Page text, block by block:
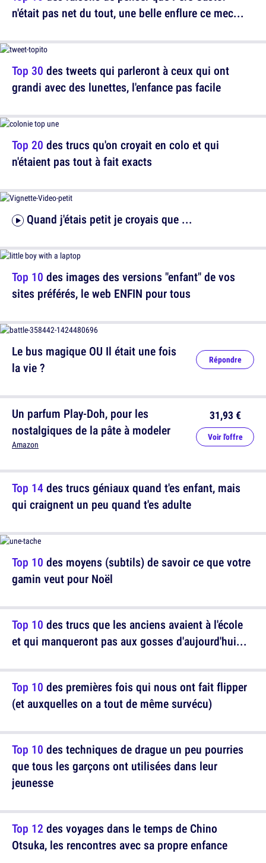
Top 30 des tweets qui parleront à ceux qui ont
grandi avec des lunettes, l'enfance pas facile
Quand j'étais petit je croyais que ...
Le bus magique OU Il était une fois
la vie ?
Répondre
Top 14des trucs géniaux quand t'es enfant, mais
qui craignent un peu quand t'es adulte
Top 10 des trucs que les anciens avaient à l'école
et qui manqueront pas aux gosses d'aujourd'hui...
Top 10 des techniques de drague un peu pourries
que tous les garçons ont utilisées dans leur
jeunesse
n'était pas net du tout, une belle enflure ce mec...
Top 20 des trucs qu'on croyait en colo et qui
n'étaient pas tout à fait exacts
Top 10 des images des versions "enfant" de vos
sites préférés, le web ENFIN pour tous
Un parfum Play-Doh, pour les
nostalgiques de la pâte à modeler
Amazon
31,93 €
Voir l'offre
Top 10 des moyens (subtils) de savoir ce que votre
gamin veut pour Noël
Top 10 des premières fois qui nous ont fait flipper
(et auxquelles on a tout de même survécu)
Top 12 des voyages dans le temps de Chino
Otsuka, les rencontres avec sa propre enfance